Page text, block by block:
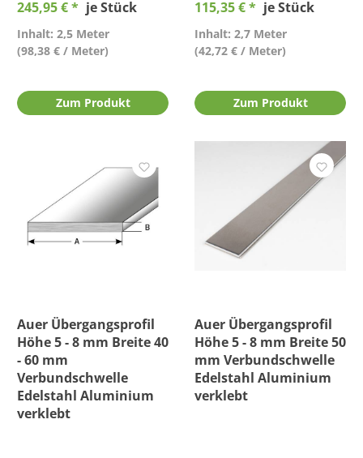
245,95 € * je Stück
Inhalt: 2,5 Meter
(98,38 € / Meter)
Zum Produkt
115,35 € * je Stück
Inhalt: 2,7 Meter
(42,72 € / Meter)
Zum Produkt
Auer Übergangsprofil
Höhe 5 - 8 mm Breite 40
- 60 mm
Verbundschwelle
Edelstahl Aluminium
verklebt
Auer Übergangsprofil
Höhe 5 - 8 mm Breite 50
mm Verbundschwelle
Edelstahl Aluminium
verklebt